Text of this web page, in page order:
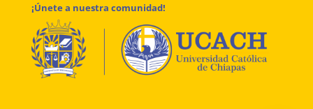
¡Únete a nuestra comunidad!